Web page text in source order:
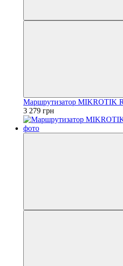
Маршрутизатор MIKROTIK
3 279 грн